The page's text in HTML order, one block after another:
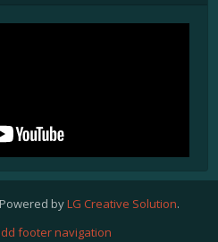
byLG Creative Solution.
footer navigation